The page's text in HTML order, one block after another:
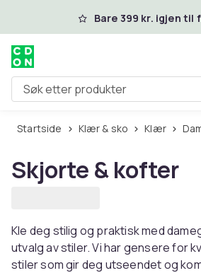
Hopp til hovedinnhold
Bare 399 kr. igjen til
Søk etter produkter
Startside Klær & sko Klær
Skjorte & kofter
Kle deg stilig og praktisk med
utvalg av stiler. Vi har gensere for
stiler som gir deg utseendet og